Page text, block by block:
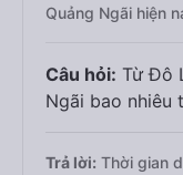
Quảng Ngãi hiện
Câu hỏi: Từ Đô
Ngãi bao nhiêu
Trả lời: Thời gian